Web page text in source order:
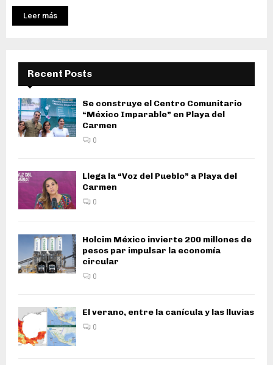
Leer más
Recent Posts
Se construye el Centro Comunitario
“México Imparable” en Playa del
Carmen
0
Llega la “Voz del Pueblo” a Playa del
Carmen
0
Holcim México invierte 200 millones de
pesos par impulsar la economía
circular
0
El verano, entre la canícula y las lluvias
0